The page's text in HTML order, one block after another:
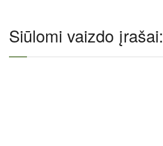
Siūlomi vaizdo įrašai: